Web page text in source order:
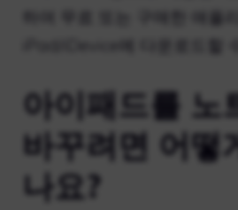
하여 무료 또는 구매한 애플
아이패드를 노
바꾸려면 어떻
나요?